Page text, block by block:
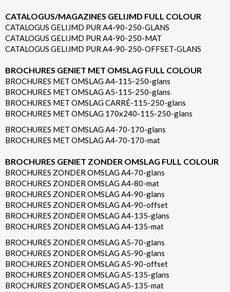
CATALOGUS/MAGAZINES GELIJMD FULL COLOUR
CATALOGUS GELIJMD PUR A4-90-250-GLANS
CATALOGUS GELIJMD PUR A4-90-250-MAT
CATALOGUS GELIJMD PUR A4-90-250-OFFSET-GLANS
BROCHURES GENIET MET OMSLAG FULL COLOUR
BROCHURES MET OMSLAG A4-115-250-glans
BROCHURES MET OMSLAG A5-115-250-glans
BROCHURES MET OMSLAG CARRÉ-115-250-glans
BROCHURES MET OMSLAG 170x240-115-250-glans
BROCHURES MET OMSLAG A4-70-170-glans
BROCHURES MET OMSLAG A4-70-170-mat
BROCHURES GENIET ZONDER OMSLAG FULL COLOUR
BROCHURES ZONDER OMSLAG A4-70-glans
BROCHURES ZONDER OMSLAG A4-80-mat
BROCHURES ZONDER OMSLAG A4-90-glans
BROCHURES ZONDER OMSLAG A4-90-offset
BROCHURES ZONDER OMSLAG A4-135-glans
BROCHURES ZONDER OMSLAG A4-135-mat
BROCHURES ZONDER OMSLAG A5-70-glans
BROCHURES ZONDER OMSLAG A5-90-glans
BROCHURES ZONDER OMSLAG A5-90-offset
BROCHURES ZONDER OMSLAG A5-135-glans
BROCHURES ZONDER OMSLAG A5-135-mat